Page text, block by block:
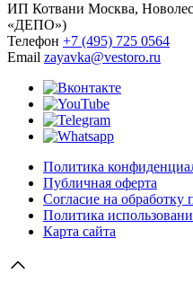
ИП Котвани Москва,
«ДЕПО»)
Телефон +7 (495) 725 0564
Email zayavka@vestoro.ru
Политика
Публичная оферта
Согласие на
Политика
Карта сайта